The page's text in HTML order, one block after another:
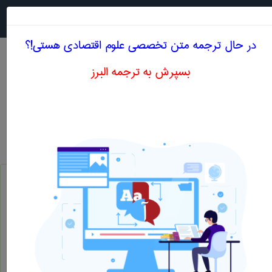
معادل انگلیسی محصول فرعی ، محصول جنبی
علوم اقتصادی
محصول فرعی ، محصول جنبی
در حال ترجمه متن تخصصی علوم اقتصادی هستی!؟
بسپرش به ترجمه البرز